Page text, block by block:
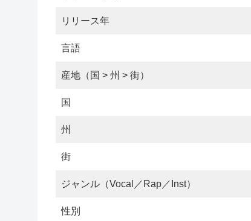
リリース年
言語
産地（国 > 州 > 街）
国
州
街
ジャンル（Vocal／Rap／Inst）
性別